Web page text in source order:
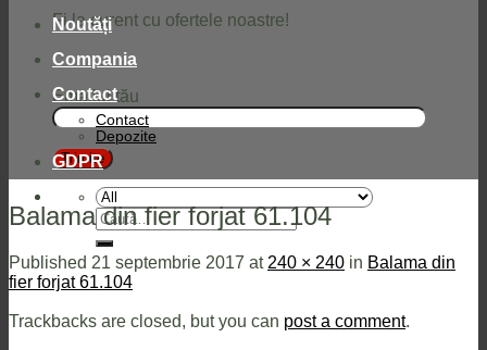
Fi la curent cu ofertele noastre!
Emailul tău
Caută
după:
Noutăți
Compania
Contact
Contact
Depozite
GDPR
Balama din fier forjat 61.104
Published 21 septembrie 2017 at 240 × 240 in Balama din
fier forjat 61.104
Trackbacks are closed, but you can post a comment.